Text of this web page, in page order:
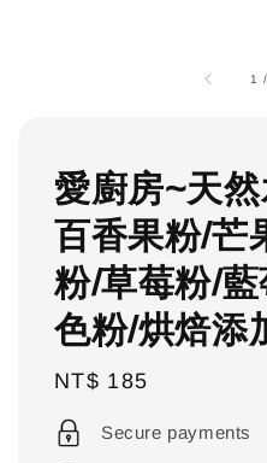
1 /
愛廚房~天
百香果粉/芒
粉/草莓粉/
色粉/烘焙添
Regular
price
NT$ 185
Secure payments